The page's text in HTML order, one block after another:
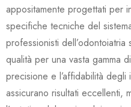
appositamente progettati per
specifiche tecniche del
professionisti
qualità per una vasta gamma
precisione e l’affidabilità degli
assicurano risultati eccellenti,